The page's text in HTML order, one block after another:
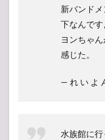
新バンド
下なんで
ヨンちゃ
感じた。
— れ い よ
水族館に